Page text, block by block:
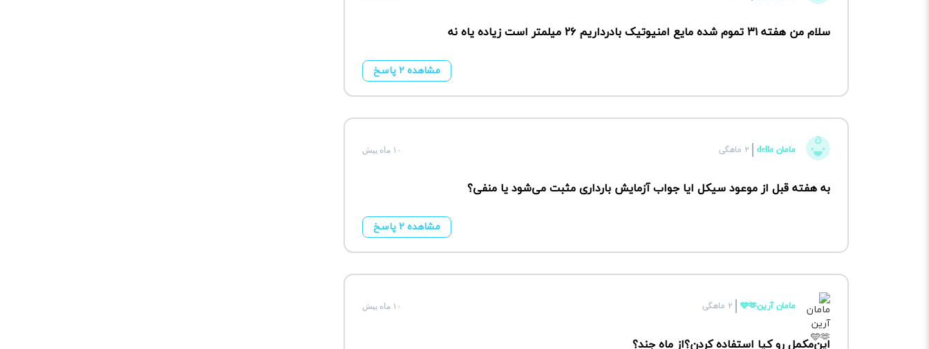
سلام من هفته ۳۱ تموم شده مایع امنیوتیک بادرداریم ۲۶ میلمتر است زیاده یاه نه
مشاهده ۲ پاسخ
مامان della ۲ ماهگی ۱۰ ماه پیش
به هفته قبل از موعود سیکل ایا جواب آزمایش بارداری مثبت می‌شود یا منفی؟
مشاهده ۲ پاسخ
مامان آرین🩵🫶 ۲ ماهگی ۱۰ ماه پیش
این‌مکمل رو کیا استفاده کردن؟از ماه جند؟